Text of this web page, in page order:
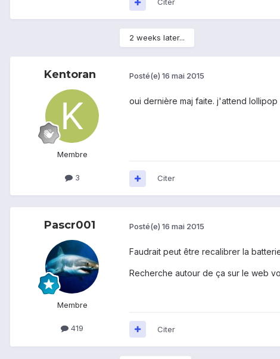
2 weeks later...
Kentoran
Membre
3
Posté(e) 16 mai 2015
oui dernière maj faite. j'attend
Citer
Pascr001
Membre
419
Posté(e) 16 mai 2015
Faudrait peut être recalibrer la
Recherche autour de ça sur le web
Citer